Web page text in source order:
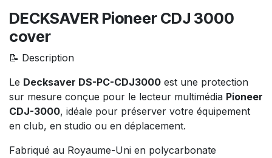
DECKSAVER Pioneer CDJ 3000
cover
📝 Description
Le Decksaver DS-PC-CDJ3000 est une protection
sur mesure conçue pour le lecteur multimédia Pioneer
CDJ-3000, idéale pour préserver votre équipement
en club, en studio ou en déplacement.
Fabriqué au Royaume-Uni en polycarbonate